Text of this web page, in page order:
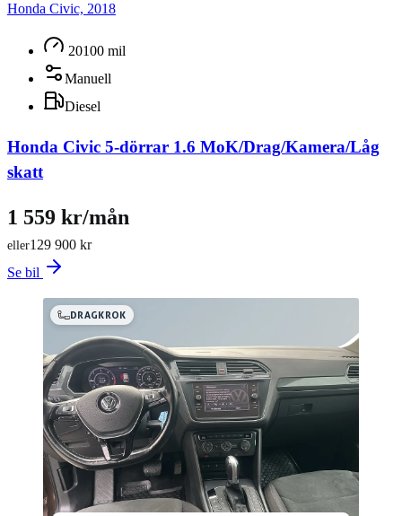
Honda Civic, 2018
20100 mil
Manuell
Diesel
Honda Civic 5-dörrar 1.6 MoK/Drag/Kamera/Låg
skatt
129 900 kr
eller
1 559 kr/mån
Se bil
DRAGKROK